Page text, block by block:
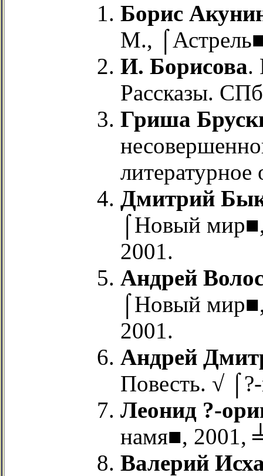
Борис
М.,
И. Борисова.
Рассказы.
Гриша
Дмитрий
⌠Новый
2001.
Андрей
⌠Новый
2001.
Андрей
Повесть. √
Леонид ?-
намя■, 2001,
Валерий